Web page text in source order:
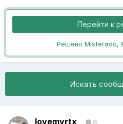
Перейти к
Решено Misferado,
Искать
lovemyrtx 0